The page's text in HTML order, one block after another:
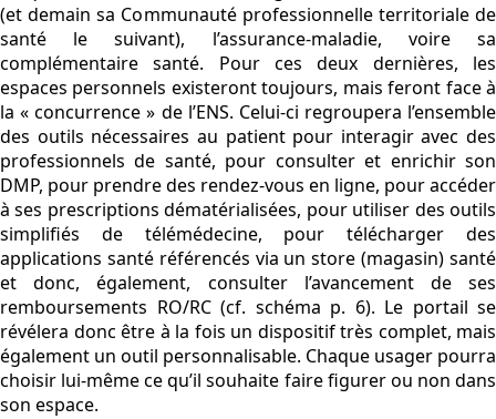
(et demain sa Communauté professionnelle territoriale de
santé le suivant), l’assurance-maladie, voire sa
complémentaire santé. Pour ces deux dernières, les
espaces personnels existeront toujours, mais feront face à
la « concurrence » de l’ENS. Celui-ci regroupera l’ensemble
des outils nécessaires au patient pour interagir avec des
professionnels de santé, pour consulter et enrichir son
DMP, pour prendre des rendez-vous en ligne, pour accéder
à ses prescriptions dématérialisées, pour utiliser des outils
simplifiés de télémédecine, pour télécharger des
applications santé référencés via un store (magasin) santé
et donc, également, consulter l’avancement de ses
remboursements RO/RC (cf. schéma p. 6). Le portail se
révélera donc être à la fois un dispositif très complet, mais
également un outil personnalisable. Chaque usager pourra
choisir lui-même ce qu’il souhaite faire figurer ou non dans
son espace.